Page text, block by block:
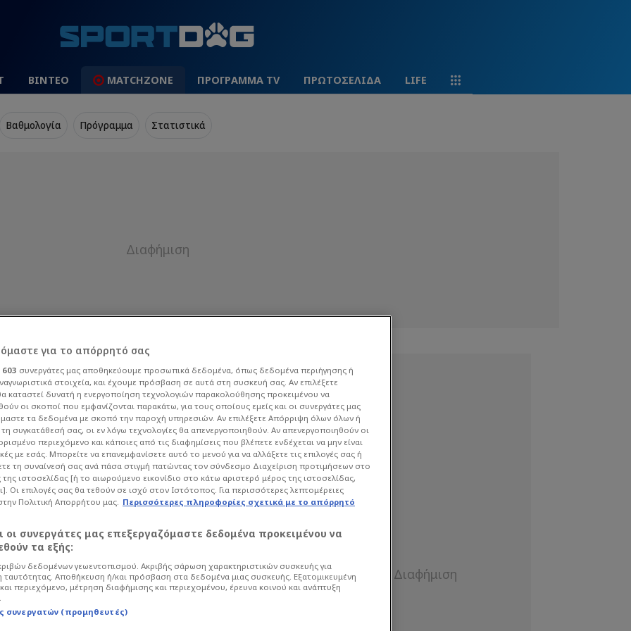
ΒΙΝΤΕΟ MATCHZONE ΠΡΟΓΡΑΜΜΑ TV ΠΡΩΤΟΣΕΛΙΔΑ LIFE
Βαθμολογία Πρόγραμμα Στατιστικά
την
Ποδόσφαιρο Super League
του ντέρμπι ανάμεσα στον ΠΑΟΚ
στη σημασία και στον στόχο
του Βορρά».
για το απόρρητό σας
603 συνεργάτες μας αποθηκεύουμε προσωπικά δεδομένα, όπως δεδομένα περιήγησης ή
στοιχεία, και έχουμε πρόσβαση σε αυτά στη συσκευή σας. Αν επιλέξετε
καταστεί δυνατή η ενεργοποίηση τεχνολογιών παρακολούθησης προκειμένου να
οι σκοποί που εμφανίζονται παρακάτω, για τους οποίους εμείς και οι συνεργάτες μας
τα δεδομένα με σκοπό την παροχή υπηρεσιών. Αν επιλέξετε Απόρριψη όλων όλων ή
συγκατάθεσή σας, οι εν λόγω τεχνολογίες θα απενεργοποιηθούν. Αν απενεργοποιηθούν οι
περιεχόμενο και κάποιες από τις διαφημίσεις που βλέπετε ενδέχεται να μην είναι
με εσάς. Μπορείτε να επανεμφανίσετε αυτό το μενού για να αλλάξετε τις επιλογές σας ή
τη συναίνεσή σας ανά πάσα στιγμή πατώντας τον σύνδεσμο Διαχείριση προτιμήσεων στο
ιστοσελίδας [ή το αιωρούμενο εικονίδιο στο κάτω αριστερό μέρος της ιστοσελίδας,
Οι επιλογές σας θα τεθούν σε ισχύ στον Ιστότοπος. Για περισσότερες λεπτομέρειες
Πολιτική Απορρήτου μας. Περισσότερες πληροφορίες σχετικά με το απόρρητό
οι συνεργάτες μας επεξεργαζόμαστε δεδομένα προκειμένου να
τα εξής:
δεδομένων γεωεντοπισμού. Ακριβής σάρωση χαρακτηριστικών συσκευής για
ταυτότητας. Αποθήκευση ή/και πρόσβαση στα δεδομένα μιας συσκευής. Εξατομικευμένη
περιεχόμενο, μέτρηση διαφήμισης και περιεχομένου, έρευνα κοινού και ανάπτυξη
συνεργατών (προμηθευτές)